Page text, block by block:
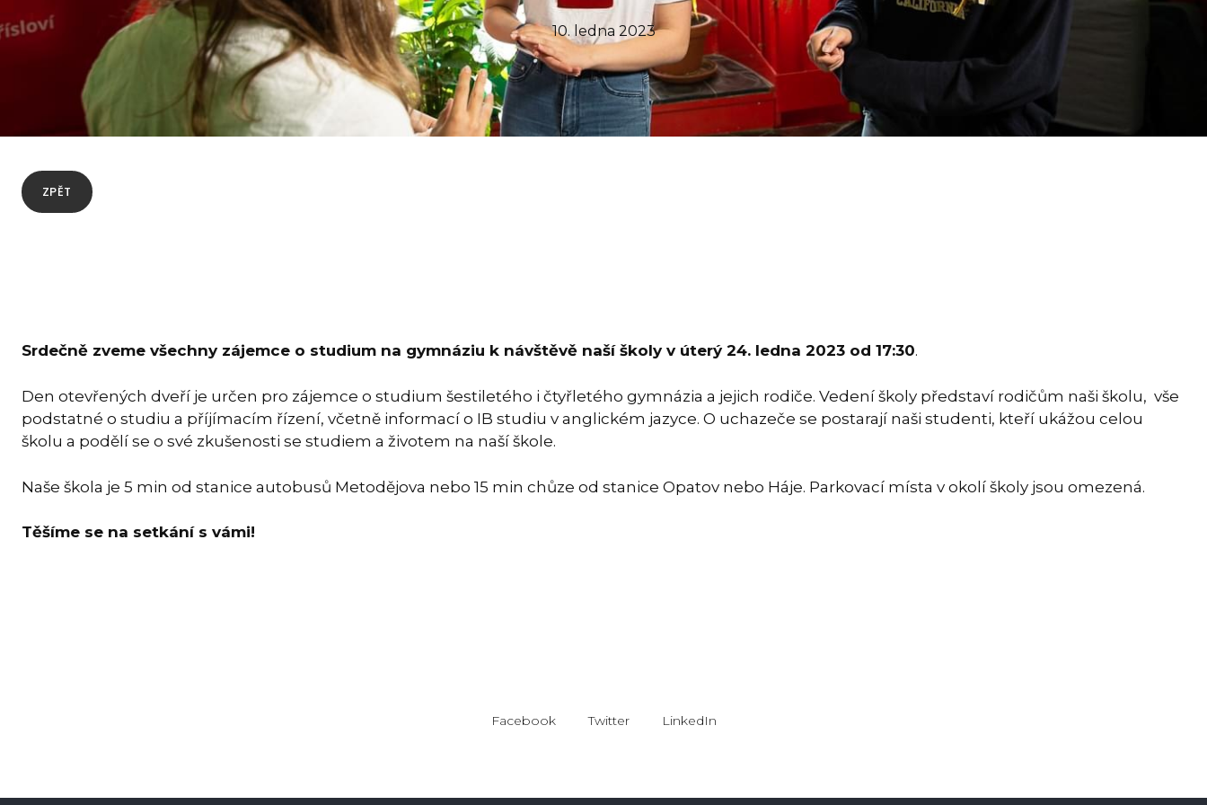
10. ledna 2023
ZPĚT
Srdečně zveme všechny zájemce o studium na gymnáziu k návštěvě naší školy v úterý 24. ledna 2023 od 17:30.
Den otevřených dveří je určen pro zájemce o studium šestiletého i čtyřletého gymnázia a jejich rodiče. Vedení školy představí rodičům naši školu, vše
podstatné o studiu a příjímacím řízení, včetně informací o IB studiu v anglickém jazyce. O uchazeče se postarají naši studenti, kteří ukážou celou
školu a podělí se o své zkušenosti se studiem a životem na naší škole.
Naše škola je 5 min od stanice autobusů Metodějova nebo 15 min chůze od stanice Opatov nebo Háje. Parkovací místa v okolí školy jsou omezená.
Těšíme se na setkání s vámi!
Facebook Twitter LinkedIn